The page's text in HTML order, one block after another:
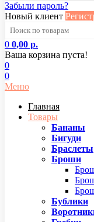
Забыли пароль?
Новый клиент
0 0,00 р.
Ваша корзина пуста!
0
0
Меню
Главная
Товары
Бананы
Бигуди
Браслеты
Броши
Бублики